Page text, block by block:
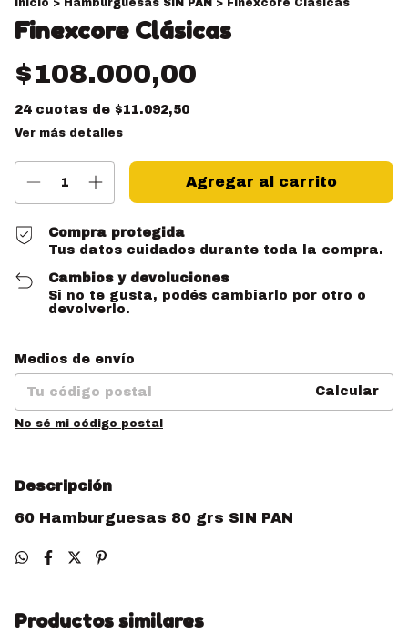
Inicio > Hamburguesas SIN PAN > Finexcore Clásicas
Finexcore Clásicas
$108.000,00
24 cuotas de $11.092,50
Ver más detalles
Compra protegida
Tus datos cuidados durante toda la compra.
Cambios y devoluciones
Si no te gusta, podés cambiarlo por otro o
devolverlo.
Entregas para el CP:
Medios de envío
Calcular
No sé mi código postal
Descripción
60 Hamburguesas 80 grs SIN PAN
Productos similares